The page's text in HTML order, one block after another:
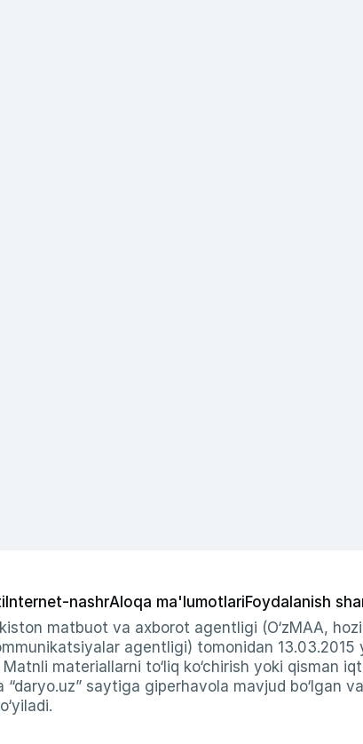
Internet-nashrAloqa ma'lumotlariFoydalanish
matbuot va axborot agentligi (O‘zMAA,
agentligi) tomonidan
materiallarni to‘liq ko‘chirish yoki
saytiga giperhavola mavjud bo‘lgan